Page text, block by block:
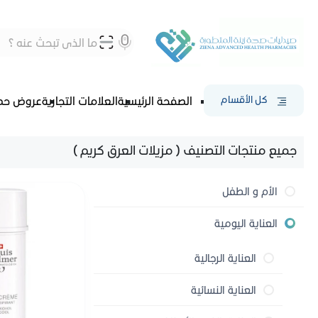
كل الأقسام الصفحة الرئيسيةالعلامات التجاريةعروض
جميع منتجات التصنيف ( مزيلات العرق كريم )
الأم و الطفل
العناية بالأم
العناية بالأم بعد الولادة
الإستحمام ونظافة الطفل
العناية بالبشرة والجسم
الحفاضات ومستلزمات التغيير
العناية اليومية
العناية الرجالية
منتجات العلاقة الحميمة
العناية النسائية